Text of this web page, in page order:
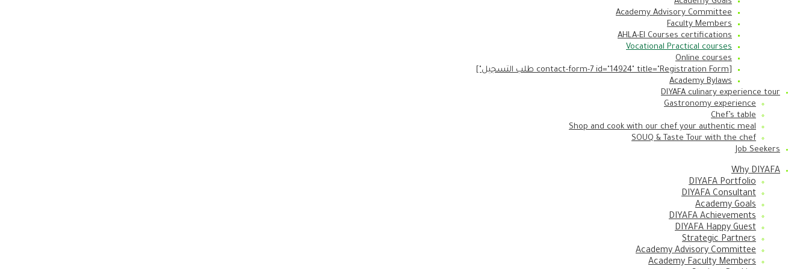
Academy Advisory Committee
Faculty Members
AHLA-EI Courses certifications
Vocational Practical courses
Online courses
[contact-form-7 id="14924" title="Registration Form طلب التسجيل"]
Academy Bylaws
DIYAFA culinary experience tour
Gastronomy experience
Chef’s table
Shop and cook with our chef your authentic meal
SOUQ & Taste Tour with the chef
Job Seekers
Why DIYAFA
DIYAFA Portfolio
DIYAFA Consultant
Academy Goals
DIYAFA Achievements
DIYAFA Happy Guest
Strategic Partners
Academy Advisory Committee
Academy Faculty Members